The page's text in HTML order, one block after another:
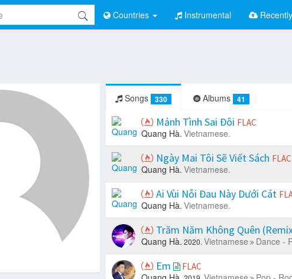
Countries Instrumental
Songs 330 Albums 41
Mảnh Tình Sai Đôi FLAC
Quang Hà. Vietnamese.
Ngày Mai Tôi Sẽ Viết Sách FLAC
Quang Hà. Vietnamese.
Ai Vùi Nỗi Đau Này Dưới Cát
Quang Hà. Vietnamese.
Trăm Năm Không Quên
Quang Hà. 2020. Vietnamese Dance -
Em FLAC